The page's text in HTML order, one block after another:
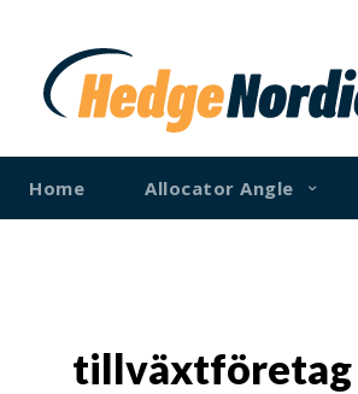
Home Allocator Angle
tillväxtföretag